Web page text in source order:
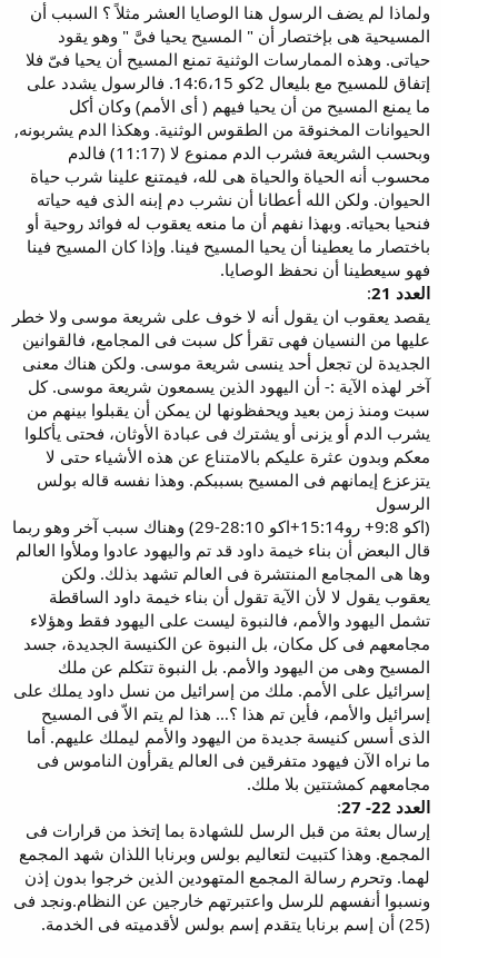
ولماذا لم يضف الرسول هنا الوصايا العشر مثلاً ؟ السبب أن
المسيحية هى بإختصار أن " المسيح يحيا فىَّ " وهو يقود
حياتى. وهذه الممارسات الوثنية تمنع المسيح أن يحيا فىّ فلا
إتفاق للمسيح مع بليعال 2كو 14:6،15. فالرسول يشدد على
ما يمنع المسيح من أن يحيا فيهم ( أى الأمم) وكان أكل
الحيوانات المخنوقة من الطقوس الوثنية. وهكذا الدم يشربونه,
وبحسب الشريعة فشرب الدم ممنوع لا (11:17) فالدم
محسوب أنه الحياة والحياة هى لله، فيمتنع علينا شرب حياة
الحيوان. ولكن الله أعطانا أن نشرب دم إبنه الذى فيه حياته
فنحيا بحياته. وبهذا نفهم أن ما منعه يعقوب له فوائد روحية أو
باختصار ما يعطينا أن يحيا المسيح فينا. وإذا كان المسيح فينا
فهو سيعطينا أن نحفظ الوصايا.
العدد 21
:
يقصد يعقوب ان يقول أنه لا خوف على شريعة موسى ولا خطر
عليها من النسيان فهى تقرأ كل سبت فى المجامع، فالقوانين
الجديدة لن تجعل أحد ينسى شريعة موسى. ولكن هناك معنى
آخر لهذه الآية :- أن اليهود الذين يسمعون شريعة موسى. كل
سبت ومنذ زمن بعيد ويحفظونها لن يمكن أن يقبلوا بينهم من
يشرب الدم أو يزنى أو يشترك فى عبادة الأوثان، فحتى يأكلوا
معكم وبدون عثرة عليكم بالامتناع عن هذه الأشياء حتى لا
يتزعزع إيمانهم فى المسيح بسببكم. وهذا نفسه قاله بولس
الرسول
(اكو 9:8+ رو15:14+اكو 28:10-29) وهناك سبب آخر وهو ربما
قال البعض أن بناء خيمة داود قد تم واليهود عادوا وملأوا العالم
وها هى المجامع المنتشرة فى العالم تشهد بذلك. ولكن
يعقوب يقول لا لأن الآية تقول أن بناء خيمة داود الساقطة
تشمل اليهود والأمم، فالنبوة ليست على اليهود فقط وهؤلاء
مجامعهم فى كل مكان، بل النبوة عن الكنيسة الجديدة، جسد
المسيح وهى من اليهود والأمم. بل النبوة تتكلم عن ملك
إسرائيل على الأمم. ملك من إسرائيل من نسل داود يملك على
إسرائيل والأمم، فأين تم هذا ؟… هذا لم يتم الاّ فى المسيح
الذى أسس كنيسة جديدة من اليهود والأمم ليملك عليهم. أما
ما نراه الآن فيهود متفرقين فى العالم يقرأون الناموس فى
مجامعهم كمشتتين بلا ملك.
العدد 22- 27
:
إرسال بعثة من قبل الرسل للشهادة بما إتخذ من قرارات فى
المجمع. وهذا كتبيت لتعاليم بولس وبرنابا اللذان شهد المجمع
لهما. وتحرم رسالة المجمع المتهودين الذين خرجوا بدون إذن
ونسبوا أنفسهم للرسل واعتبرتهم خارجين عن النظام.ونجد فى
(25) أن إسم برنابا يتقدم إسم بولس لأقدميته فى الخدمة.